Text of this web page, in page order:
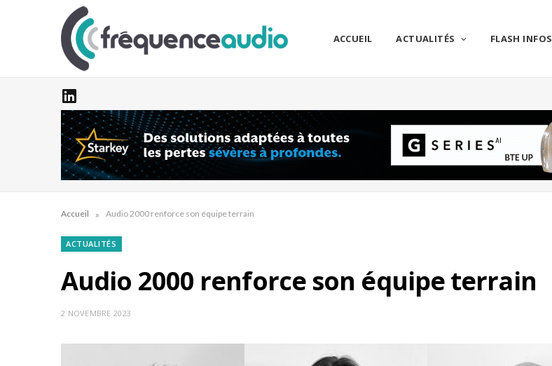
ACCUEIL ACTUALITÉS FLASH INFOS
Accueil » Audio 2000 renforce son équipe terrain
ACTUALITÉS
Audio 2000 renforce son équipe terrain
2 NOVEMBRE 2023